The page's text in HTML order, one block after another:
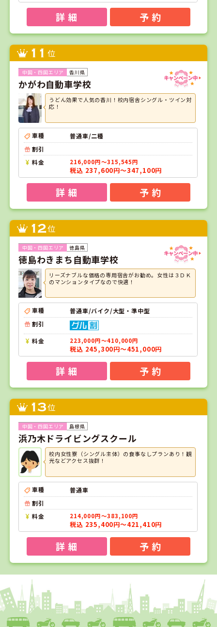
詳 細 予 約
11 位
香川県
かがわ自動車学校
うどん効果で人気の香川！校内宿舎シングル・ツイン対
応！
車種
普通車/二種
割引
料金
216,000円～315,545円
税込 237,600円～347,100円
詳 細 予 約
12位
徳島県
徳島わきまち自動車学校
リーズナブルな価格の専用宿舎がお勧め。女性は３ＤＫ
のマンションタイプなので快適！
車種
普通車/バイク/大型・準中型
割引
料金 223,000円～410,000円
税込 245,300円～451,000円
詳 細 予 約
13位
島根県
浜乃木ドライビングスクール
校内女性寮（シングル主体）の食事なしプランあり！観
光などアクセス抜群！
車種
普通車
割引
料金
214,000円～383,100円
税込 235,400円～421,410円
詳 細 予 約
1
岡山県
新倉敷自動車学校